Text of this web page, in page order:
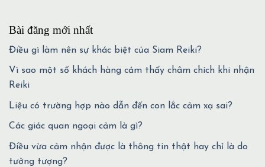
Bài đăng mới nhất
Điều gì làm nên sự khác biệt của Siam Reiki?
Vì sao một số khách hàng cảm thấy châm chích khi nhận
Reiki
Liệu có trường hợp nào dẫn đến con lắc cảm xạ sai?
Các giác quan ngoại cảm là gì?
Điều vừa cảm nhận được là thông tin thật hay chỉ là do
tưởng tượng?